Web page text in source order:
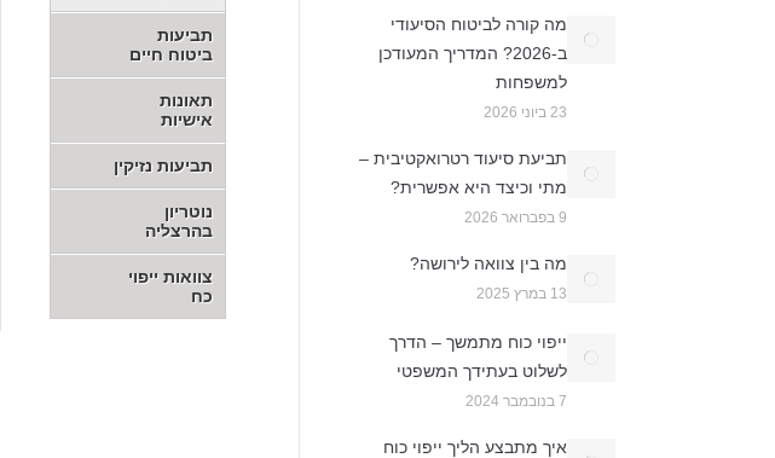
תביעות
ביטוח חיים
תאונות
אישיות
תביעות נזיקין
נוטריון
בהרצליה
צוואות ייפוי
כח
מה קורה לביטוח הסיעודי
ב-2026? המדריך המעודכן
למשפחות
23 ביוני 2026
תביעת סיעוד רטרואקטיבית –
מתי וכיצד היא אפשרית?
9 בפברואר 2026
מה בין צוואה לירושה?
13 במרץ 2025
ייפוי כוח מתמשך – הדרך
לשלוט בעתידך המשפטי
7 בנובמבר 2024
איך מתבצע הליך ייפוי כוח